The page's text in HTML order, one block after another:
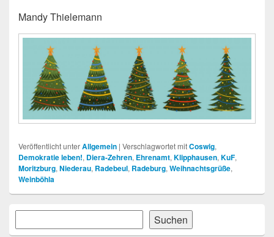
Mandy Thielemann
Veröffentlicht unterAllgemein | Verschlagwortet mitCoswig,
Demokratie leben!, Diera-Zehren, Ehrenamt, Klipphausen, KuF,
Moritzburg, Niederau, Radebeul, Radeburg, Weihnachtsgrüße,
Weinböhla
Primärer
Widgetbereich
Suchen